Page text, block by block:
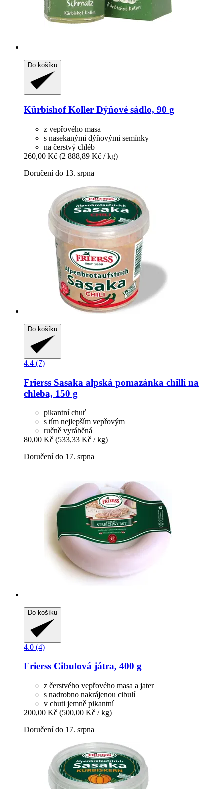
Do košíku
Kürbishof Koller Dýňové sádlo, 90 g
z vepřového masa
s nasekanými dýňovými semínky
na čerstvý chléb
260,00 Kč (2 888,89 Kč / kg)
Doručení do 13. srpna
Do košíku
4.4 (7)
Frierss Sasaka alpská pomazánka chilli na
chleba, 150 g
pikantní chuť
s tím nejlepším vepřovým
ručně vyráběná
80,00 Kč (533,33 Kč / kg)
Doručení do 17. srpna
Do košíku
4.0 (4)
Frierss Cibulová játra, 400 g
z čerstvého vepřového masa a jater
s nadrobno nakrájenou cibulí
v chuti jemně pikantní
200,00 Kč (500,00 Kč / kg)
Doručení do 17. srpna